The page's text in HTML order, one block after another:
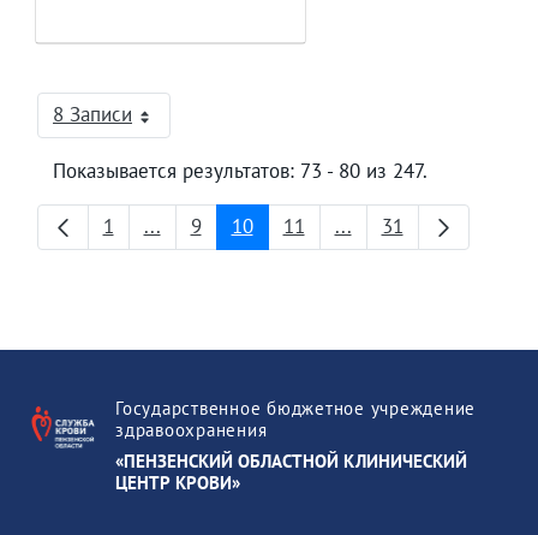
8 ЗаписиНа страницу
Показывается результатов: 73 - 80 из 247.
Страница
1 ...Промежуточные страницы
Страница
9 Страница
10 Страница
11 ...Промежуточные
Страница
31
Государственное бюджетное учреждение
здравоохранения
«ПЕНЗЕНСКИЙ ОБЛАСТНОЙ КЛИНИЧЕСКИЙ
ЦЕНТР КРОВИ»